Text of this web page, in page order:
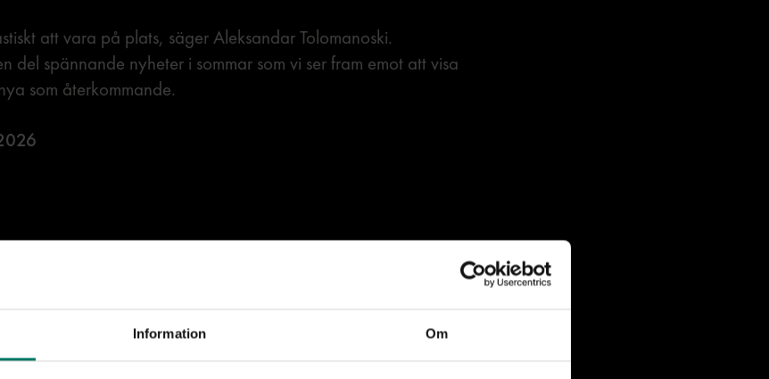
Information Om
att vara på plats, säger Aleksandar Tolomanoski.
del spännande nyheter i sommar som vi ser fram emot att visa
som återkommande.
från England och lackerat med Järnvägsmuseets diesellok